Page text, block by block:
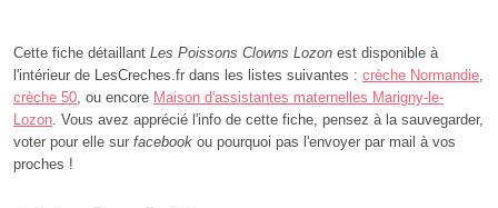
Cette fiche détaillant Les Poissons Clowns Lozon est disponible à
l'intérieur de LesCreches.fr dans les listes suivantes : crèche Normandie,
crèche 50, ou encore Maison d'assistantes maternelles Marigny-le-
Lozon. Vous avez apprécié l'info de cette fiche, pensez à la sauvegarder,
voter pour elle sur facebook ou pourquoi pas l'envoyer par mail à vos
proches !